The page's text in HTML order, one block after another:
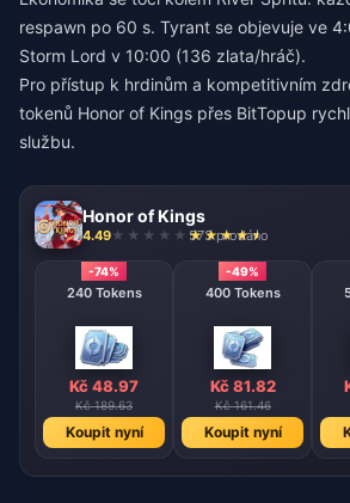
respawn po 60 s. Tyrant se objevuje ve
Storm Lord v 10:00 (136 zlata/hráč).
Pro přístup k hrdinům a kompetitivním
tokenů Honor of Kings přes BitTopup
službu.
Honor of Kings
4.49 573 prodáno
-74%
240 Tokens
Kč 48.97
Kč 189.63
Koupit nyní
-49%
400 Tokens
Kč 81.82
Kč 161.46
Koupit nyní